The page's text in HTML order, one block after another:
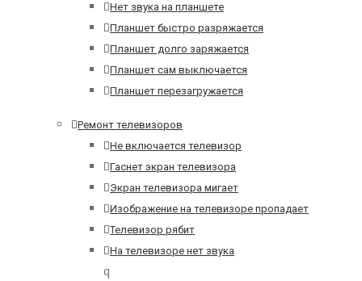
Нет звука на планшете
Планшет быстро разряжается
Планшет долго заряжается
Планшет сам выключается
Планшет перезагружается
Ремонт телевизоров
Не включается телевизор
Гаснет экран телевизора
Экран телевизора мигает
Изображение на телевизоре пропадает
Телевизор рябит
На телевизоре нет звука
q